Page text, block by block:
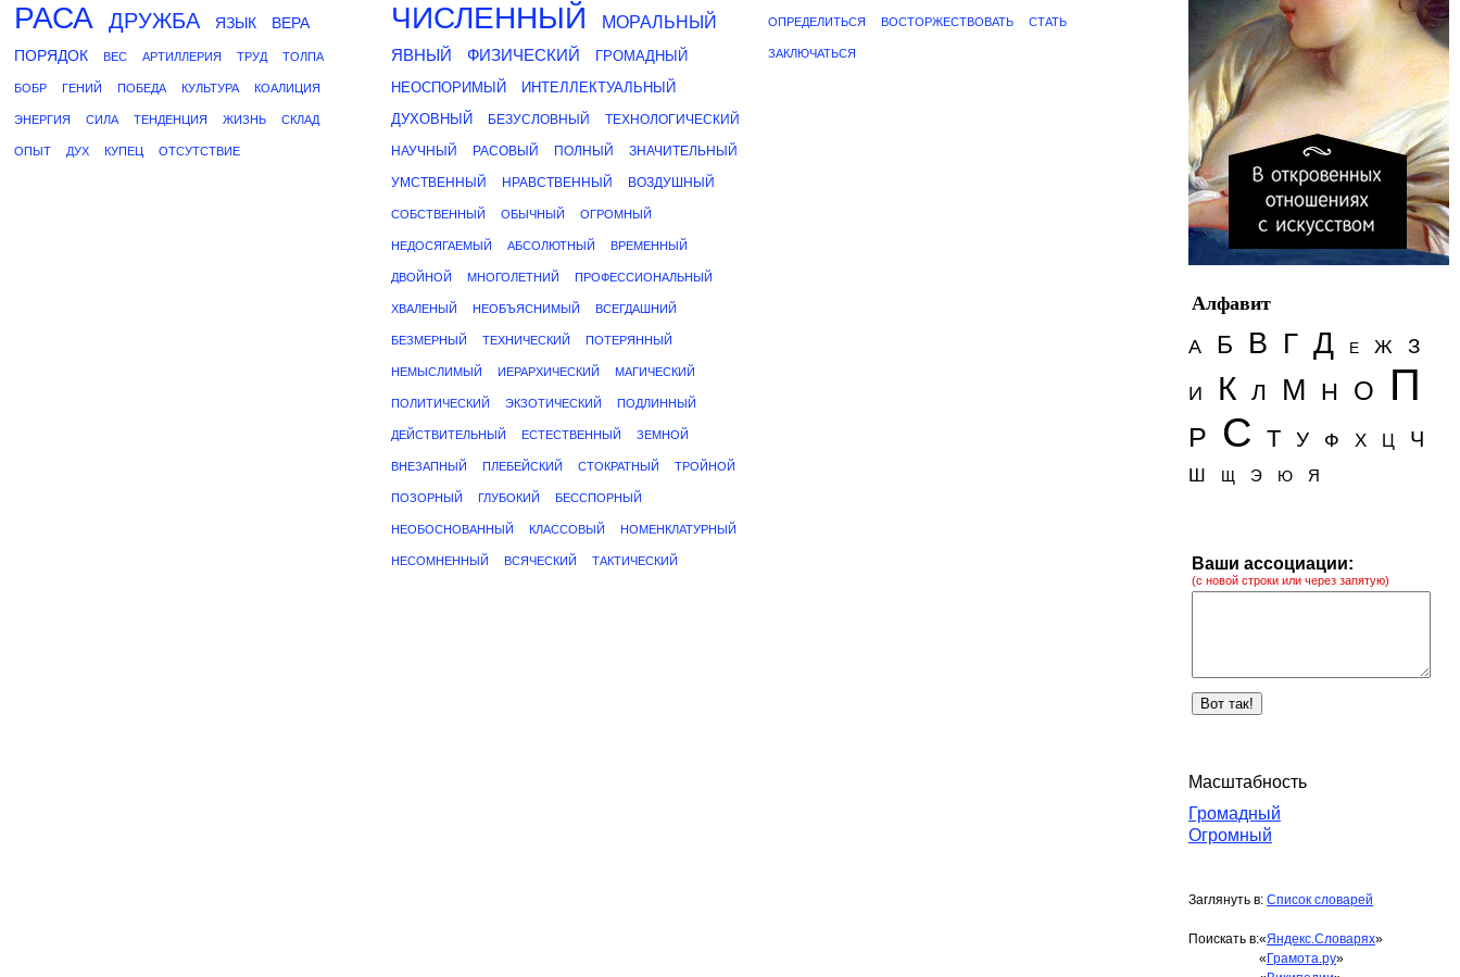
РАСА ДРУЖБА ЯЗЫК
ВЕРА
ПОРЯДОК
ВЕС АРТИЛЛЕРИЯ ТРУД ТОЛПА
БОБР ГЕНИЙ ПОБЕДА КУЛЬТУРА КОАЛИЦИЯ
ЭНЕРГИЯ СИЛА ТЕНДЕНЦИЯ ЖИЗНЬ СКЛАД
ОПЫТ ДУХ КУПЕЦ ОТСУТСТВИЕ
ЧИСЛЕННЫЙ
МОРАЛЬНЫЙ
ЯВНЫЙ
ФИЗИЧЕСКИЙ
ГРОМАДНЫЙ
НЕОСПОРИМЫЙ
ИНТЕЛЛЕКТУАЛЬНЫЙ
ДУХОВНЫЙ
БЕЗУСЛОВНЫЙ ТЕХНОЛОГИЧЕСКИЙ
НАУЧНЫЙ РАСОВЫЙ ПОЛНЫЙ ЗНАЧИТЕЛЬНЫЙ
УМСТВЕННЫЙ НРАВСТВЕННЫЙ ВОЗДУШНЫЙ
СОБСТВЕННЫЙ ОБЫЧНЫЙ ОГРОМНЫЙ
НЕДОСЯГАЕМЫЙ АБСОЛЮТНЫЙ ВРЕМЕННЫЙ
ДВОЙНОЙ МНОГОЛЕТНИЙ ПРОФЕССИОНАЛЬНЫЙ
ХВАЛЕНЫЙ НЕОБЪЯСНИМЫЙ ВСЕГДАШНИЙ
БЕЗМЕРНЫЙ ТЕХНИЧЕСКИЙ ПОТЕРЯННЫЙ
НЕМЫСЛИМЫЙ ИЕРАРХИЧЕСКИЙ МАГИЧЕСКИЙ
ПОЛИТИЧЕСКИЙ ЭКЗОТИЧЕСКИЙ ПОДЛИННЫЙ
ДЕЙСТВИТЕЛЬНЫЙ ЕСТЕСТВЕННЫЙ ЗЕМНОЙ
ВНЕЗАПНЫЙ ПЛЕБЕЙСКИЙ СТОКРАТНЫЙ ТРОЙНОЙ
ПОЗОРНЫЙ ГЛУБОКИЙ БЕССПОРНЫЙ
НЕОБОСНОВАННЫЙ КЛАССОВЫЙ НОМЕНКЛАТУРНЫЙ
НЕСОМНЕННЫЙ ВСЯЧЕСКИЙ ТАКТИЧЕСКИЙ
ОПРЕДЕЛИТЬСЯ ВОСТОРЖЕСТВОВАТЬ СТАТЬ
ЗАКЛЮЧАТЬСЯ
Алфавит
А
Б В Г Д Е Ж З
И К Л М Н О П
Р С Т У Ф Х Ц Ч
Ш Щ Э Ю Я
Ваши ассоциации:
(с новой строки или через запятую)
Масштабность
Громадный
Огромный
Заглянуть в: Список словарей
Поискать в:«Яндекс.Словарях»
« Грамота.ру»